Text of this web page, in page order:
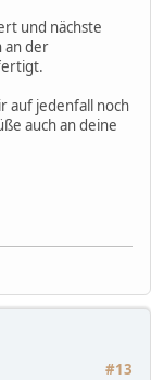
und nächste
an der
auf jedenfall noch
auch an deine
#13